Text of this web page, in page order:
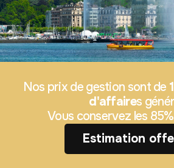
Nos prix de gestion sont de
d'affaires
Vous conservez les
Estimation